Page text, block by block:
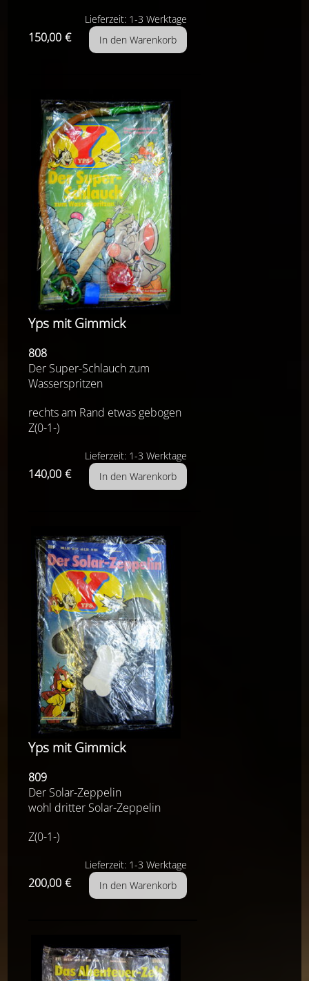
Lieferzeit: 1-3 Werktage
150,00 €
Yps mit Gimmick
808
Der Super-Schlauch zum
Wasserspritzen
rechts am Rand etwas gebogen
Z(0-1-)
Lieferzeit: 1-3 Werktage
140,00 €
Yps mit Gimmick
809
Der Solar-Zeppelin
wohl dritter Solar-Zeppelin
Z(0-1-)
Lieferzeit: 1-3 Werktage
200,00 €